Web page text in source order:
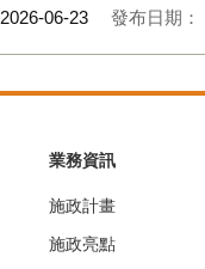
2026-06-23 發布日期：
業務資訊
施政計畫
施政亮點